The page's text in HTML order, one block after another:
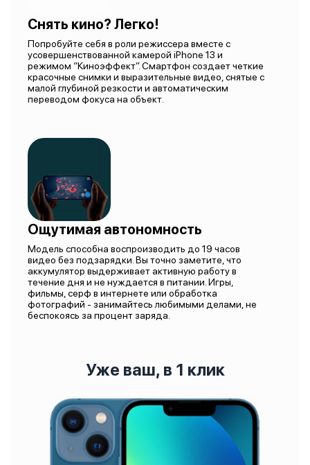
Снять кино? Легко!
Попробуйте себя в роли режиссера вместе с
усовершенствованной камерой iPhone 13 и
режимом “Киноэффект”. Смартфон создает четкие
красочные снимки и выразительные видео, снятые с
малой глубиной резкости и автоматическим
переводом фокуса на объект.
Ощутимая автономность
Модель способна воспроизводить до 19 часов
видео без подзарядки. Вы точно заметите, что
аккумулятор выдерживает активную работу в
течение дня и не нуждается в питании. Игры,
фильмы, серф в интернете или обработка
фотографий - занимайтесь любимыми делами, не
беспокоясь за процент заряда.
Уже ваш, в 1 клик